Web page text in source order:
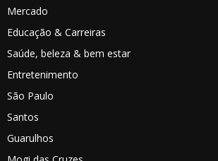
Mercado
Educação & Carreiras
Saúde, beleza & bem estar
Entretenimento
São Paulo
Santos
Guarulhos